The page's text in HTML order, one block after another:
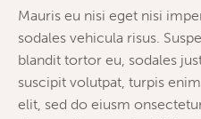
Mauris eu nisi eget nisi
sodales vehicula risus.
blandit tortor eu, sodales
suscipit volutpat, turpis
elit, sed do eiusm